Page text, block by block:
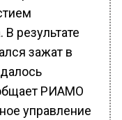
результате
зажат в
РИАМО
управление